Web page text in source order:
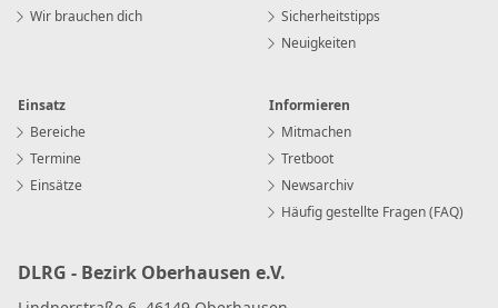
Wir brauchen dich
Sicherheitstipps
Neuigkeiten
Einsatz
Bereiche
Termine
Einsätze
Informieren
Mitmachen
Tretboot
Newsarchiv
Häufig gestellte Fragen (FAQ)
DLRG - Bezirk Oberhausen e.V.